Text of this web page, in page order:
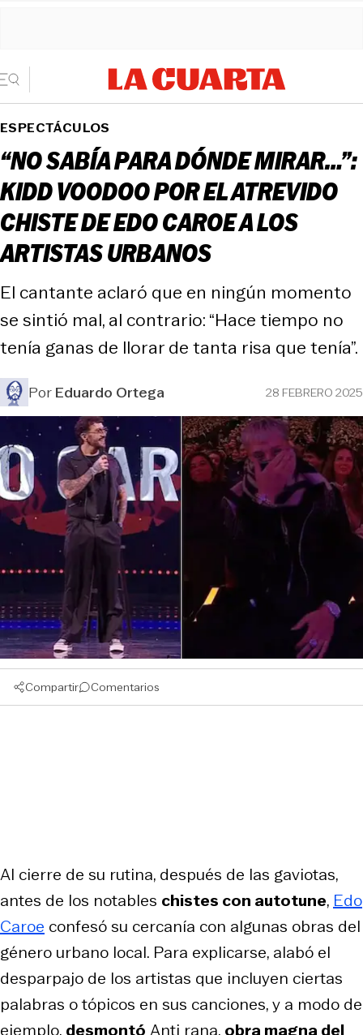
ESPECTÁCULOS
“NO SABÍA PARA DÓNDE MIRAR…”:
KIDD VOODOO POR EL ATREVIDO
CHISTE DE EDO CAROE A LOS
ARTISTAS URBANOS
El cantante aclaró que en ningún momento
se sintió mal, al contrario: “Hace tiempo no
tenía ganas de llorar de tanta risa que tenía”.
PorEduardo Ortega 28 FEBRERO 2025
Compartir Comentarios
Al cierre de su rutina, después de las gaviotas,
antes de los notables chistes con autotune, Edo
Caroe confesó su cercanía con algunas obras del
género urbano local. Para explicarse, alabó el
desparpajo de los artistas que incluyen ciertas
palabras o tópicos en sus canciones, y a modo de
ejemplo, desmontó Anti rana, obra magna del